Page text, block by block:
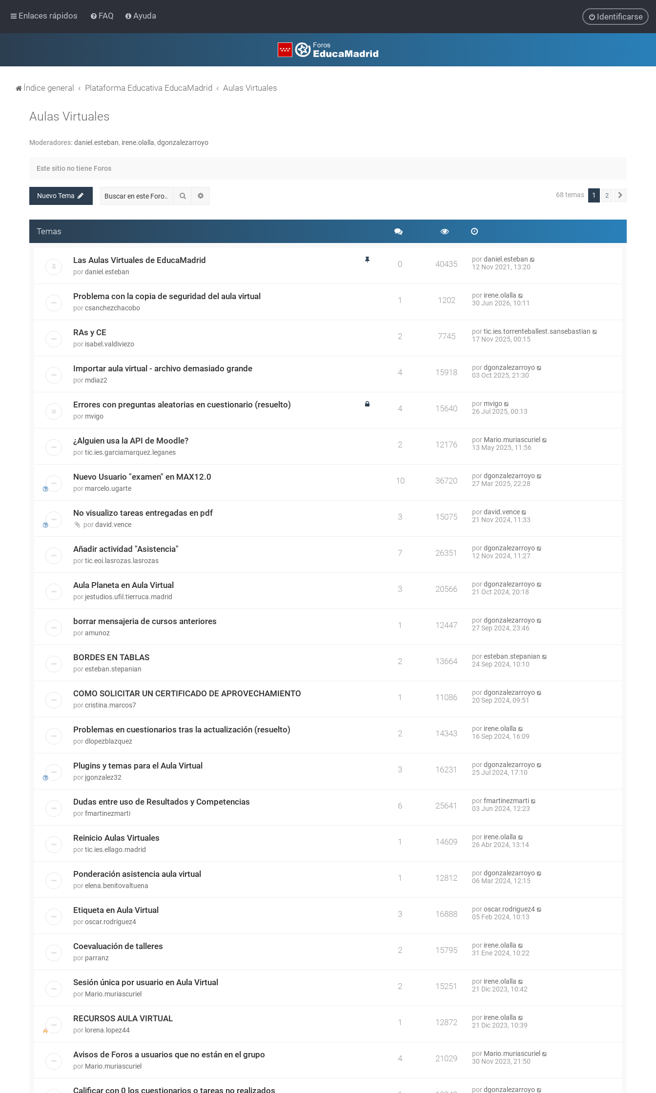
Enlaces rápidos FAQ Ayuda Identificarse
Índice general Plataforma Educativa EducaMadrid Aulas Virtuales
Aulas Virtuales
Moderadores: daniel.esteban, irene.olalla, dgonzalezarroyo
Este sitio no tiene Foros
Nuevo Tema Buscar 68 temas 1 2
Temas
Las Aulas Virtuales de EducaMadrid
pordaniel.esteban
0 40435 pordaniel.esteban
12 Nov 2021, 13:20
Problema con la copia de seguridad del aula virtual
porcsanchezchacobo
1 1202 por irene.olalla
30 Jun 2026, 10:11
RAs y CE
por isabel.valdiviezo
2 7745 portic.ies.torrenteballest.sansebastian
17 Nov 2025, 00:15
Importar aula virtual - archivo demasiado grande
por mdiaz2
4 15918 pordgonzalezarroyo
03 Oct 2025, 21:30
Errores con preguntas aleatorias en cuestionario (resuelto)
por mvigo
4 15640 por mvigo
26 Jul 2025, 00:13
¿Alguien usa la API de Moodle?
portic.ies.garciamarquez.leganes
2 12176 por Mario.muriascuriel
13 May 2025, 11:56
Nuevo Usuario "examen" en MAX12.0
por marcelo.ugarte
10 36720 pordgonzalezarroyo
27 Mar 2025, 22:28
No visualizo tareas entregadas en pdf
pordavid.vence
3 15075 pordavid.vence
21 Nov 2024, 11:33
Añadir actividad "Asistencia"
portic.eoi.lasrozas.lasrozas
7 26351 pordgonzalezarroyo
12 Nov 2024, 11:27
Aula Planeta en Aula Virtual
por jestudios.ufil.tierruca.madrid
3 20566 pordgonzalezarroyo
21 Oct 2024, 20:18
borrar mensajeria de cursos anteriores
poramunoz
1 12447 pordgonzalezarroyo
27 Sep 2024, 23:46
BORDES EN TABLAS
poresteban.stepanian
2 13664 poresteban.stepanian
24 Sep 2024, 10:10
COMO SOLICITAR UN CERTIFICADO DE APROVECHAMIENTO
porcristina.marcos7
1 11086 pordgonzalezarroyo
20 Sep 2024, 09:51
Problemas en cuestionarios tras la actualización (resuelto)
pordlopezblazquez
2 14343 por irene.olalla
16 Sep 2024, 16:09
Plugins y temas para el Aula Virtual
por jgonzalez32
3 16231 pordgonzalezarroyo
25 Jul 2024, 17:10
Dudas entre uso de Resultados y Competencias
porfmartinezmarti
6 25641 porfmartinezmarti
03 Jun 2024, 12:23
Reinicio Aulas Virtuales
portic.ies.ellago.madrid
1 14609 por irene.olalla
26 Abr 2024, 13:14
Ponderación asistencia aula virtual
porelena.benitovaltuena
1 12812 pordgonzalezarroyo
06 Mar 2024, 12:15
Etiqueta en Aula Virtual
poroscar.rodriguez4
3 16888 poroscar.rodriguez4
05 Feb 2024, 10:13
Coevaluación de talleres
por parranz
2 15795 por irene.olalla
31 Ene 2024, 10:22
Sesión única por usuario en Aula Virtual
por Mario.muriascuriel
2 15251 por irene.olalla
21 Dic 2023, 10:42
RECURSOS AULA VIRTUAL
por lorena.lopez44
1 12872 por irene.olalla
21 Dic 2023, 10:39
Avisos de Foros a usuarios que no están en el grupo
por Mario.muriascuriel
4 21029 por Mario.muriascuriel
30 Nov 2023, 21:50
Calificar con 0 los cuestionarios o tareas no realizados pordgonzalezarroyo